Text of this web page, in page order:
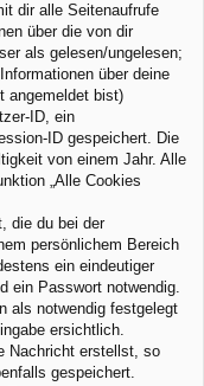
dir alle Seitenaufrufe
über die von dir
als gelesen/ungelesen;
über deine
angemeldet bist)
ID, ein
ID gespeichert. Die
von einem Jahr. Alle
„Alle Cookies
die du bei der
persönlichem Bereich
ein eindeutiger
ein Passwort notwendig.
als notwendig festgelegt
ersichtlich.
Nachricht erstellst, so
gespeichert.